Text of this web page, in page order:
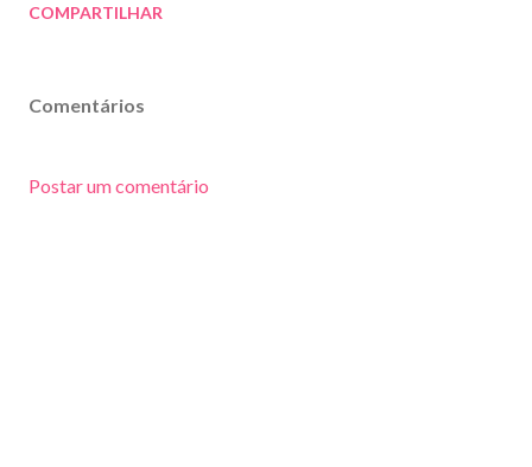
COMPARTILHAR
Comentários
Postar um comentário